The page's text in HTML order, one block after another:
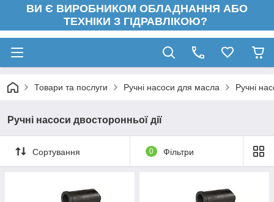
ВИ Є ВИРОБНИКОМ ОБЛАДНАННЯ АБО
ТЕХНІКИ З ГІДРАВЛІКОЮ?
Товари та послуги Ручні насоси для масла Ручні
Ручні насоси двосторонньої дії
Сортування 0 Фільтри